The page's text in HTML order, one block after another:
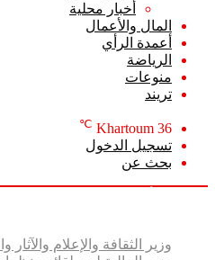
أخبار محلية
المال والأعمال
أعمدة الرأي
الرياضة
منوعات
تريند
Khartoum 36
℃
تسجيل الدخول
بحث عن
وزير الثقافة والإعلام